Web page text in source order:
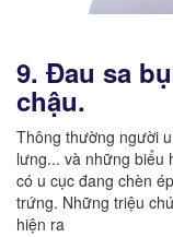
9. Đau sa
chậu.
Thông thường người
lưng... và những biểu
có u cục đang chèn
trứng. Những triệu
hiện ra